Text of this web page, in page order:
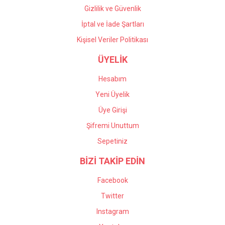
Gizlilik ve Güvenlik
İptal ve İade Şartları
Kişisel Veriler Politikası
ÜYELİK
Hesabım
Yeni Üyelik
Üye Girişi
Şifremi Unuttum
Sepetiniz
BİZİ TAKİP EDİN
Facebook
Twitter
Instagram